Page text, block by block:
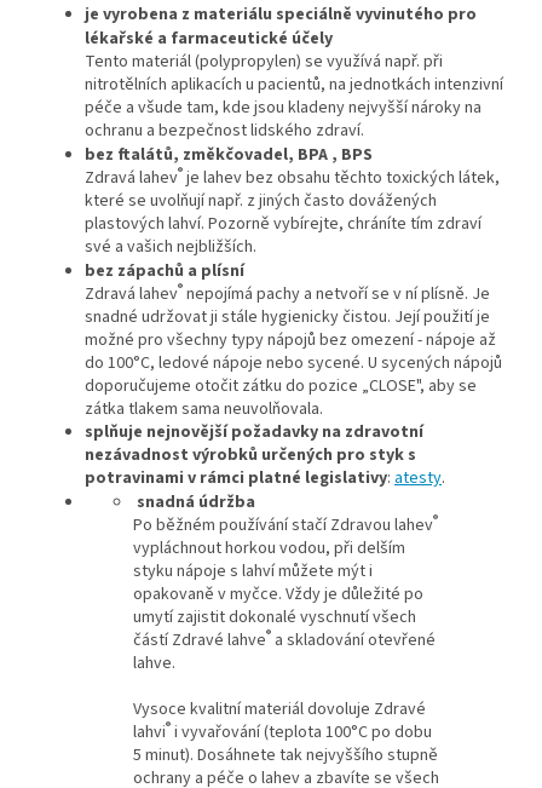
je vyrobena z materiálu speciálně vyvinutého pro
lékařské a farmaceutické účely
Tento materiál (polypropylen) se využívá např. při
nitrotělních aplikacích u pacientů, na jednotkách intenzivní
péče a všude tam, kde jsou kladeny nejvyšší nároky na
ochranu a bezpečnost lidského zdraví.
bez ftalátů, změkčovadel, BPA , BPS
Zdravá lahev® je lahev bez obsahu těchto toxických látek,
které se uvolňují např. z jiných často dovážených
plastových lahví. Pozorně vybírejte, chráníte tím zdraví
své a vašich nejbližších.
bez zápachů a plísní
Zdravá lahev® nepojímá pachy a netvoří se v ní plísně. Je
snadné udržovat ji stále hygienicky čistou. Její použití je
možné pro všechny typy nápojů bez omezení - nápoje až
do 100°C, ledové nápoje nebo sycené. U sycených nápojů
doporučujeme otočit zátku do pozice „CLOSE", aby se
zátka tlakem sama neuvolňovala.
splňuje nejnovější požadavky na zdravotní
nezávadnost výrobků určených pro styk s
potravinami v rámci platné legislativy: atesty.
snadná údržba
Po běžném používání stačí Zdravou lahev®
vypláchnout horkou vodou, při delším
styku nápoje s lahví můžete mýt i
opakovaně v myčce. Vždy je důležité po
umytí zajistit dokonalé vyschnutí všech
částí Zdravé lahve® a skladování otevřené
lahve.
Vysoce kvalitní materiál dovoluje Zdravé
lahvi® i vyvařování (teplota 100°C po dobu
5 minut). Dosáhnete tak nejvyššího stupně
ochrany a péče o lahev a zbavíte se všech